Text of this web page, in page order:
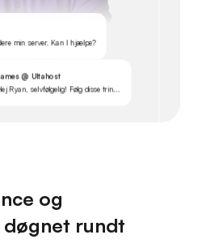
min server. Kan I hjælpe?
@ Ultahost
Ryan, selvfølgelig! Følg disse trin...
og
rundt